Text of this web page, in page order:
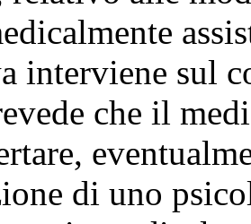
interviene sul
che il
di uno